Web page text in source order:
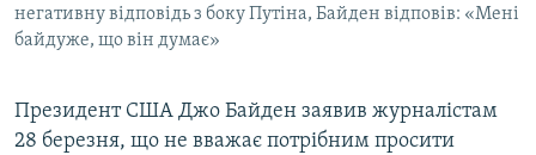
УКР
КТАТ
ДОЛУЧАЙСЯ!
негативну відповідь з боку Путіна, Байден відповів: «Мені
байдуже, що він думає»
Президент США Джо Байден заявив журналістам
28 березня, що не вважає потрібним просити